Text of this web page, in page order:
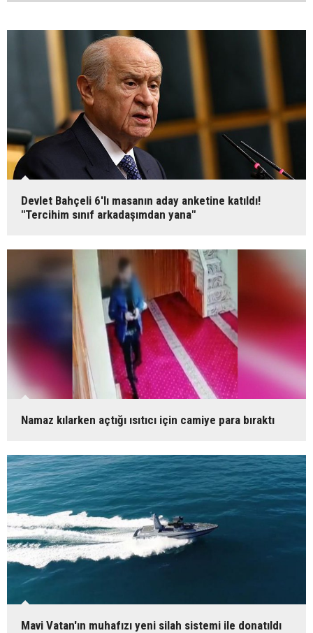
Devlet Bahçeli 6'lı masanın aday anketine katıldı!
"Tercihim sınıf arkadaşımdan yana"
Namaz kılarken açtığı ısıtıcı için camiye para bıraktı
Mavi Vatan'ın muhafızı yeni silah sistemi ile donatıldı